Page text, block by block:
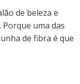
de beleza e
uma das
de fibra é que